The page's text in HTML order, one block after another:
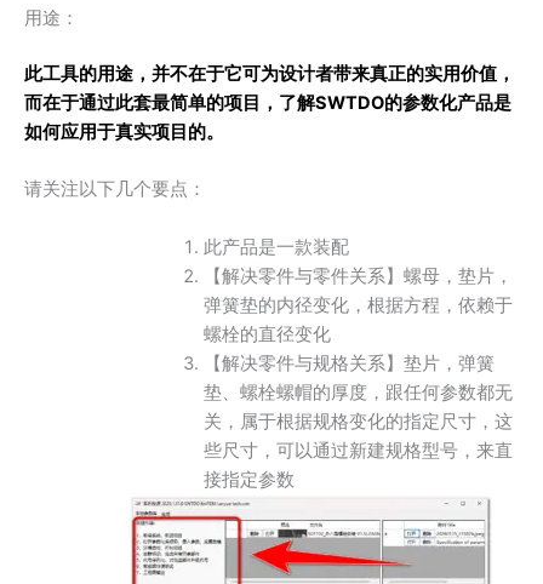
用途：
此工具的用途，并不在于它可为设计者带来真正的实用价值，
而在于通过此套最简单的项目，了解SWTDO的参数化产品是
如何应用于真实项目的。
请关注以下几个要点：
此产品是一款装配
【解决零件与零件关系】螺母，垫片，
弹簧垫的内径变化，根据方程，依赖于
螺栓的直径变化
【解决零件与规格关系】垫片，弹簧
垫、螺栓螺帽的厚度，跟任何参数都无
关，属于根据规格变化的指定尺寸，这
些尺寸，可以通过新建规格型号，来直
接指定参数